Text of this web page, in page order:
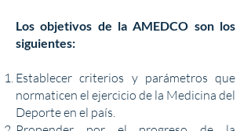
Los objetivos de la AMEDCO son los
siguientes:
Establecer criterios y parámetros que
normaticen el ejercicio de la Medicina del
Deporte en el país.